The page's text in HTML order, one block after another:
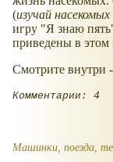
(изучай
игру "Я знаю
приведены в этом
Смотрите внутри
Комментарии: 4
Машинки, поезда,